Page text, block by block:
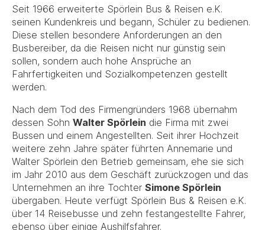
Seit 1966 erweiterte Spörlein Bus & Reisen e.K.
seinen Kundenkreis und begann, Schüler zu bedienen.
Diese stellen besondere Anforderungen an den
Busbereiber, da die Reisen nicht nur günstig sein
sollen, sondern auch hohe Ansprüche an
Fahrfertigkeiten und Sozialkompetenzen gestellt
werden.
Nach dem Tod des Firmengründers 1968 übernahm
dessen Sohn Walter Spörlein die Firma mit zwei
Bussen und einem Angestellten. Seit ihrer Hochzeit
weitere zehn Jahre später führten Annemarie und
Walter Spörlein den Betrieb gemeinsam, ehe sie sich
im Jahr 2010 aus dem Geschäft zurückzogen und das
Unternehmen an ihre Tochter Simone Spörlein
übergaben. Heute verfügt Spörlein Bus & Reisen e.K.
über 14 Reisebusse und zehn festangestellte Fahrer,
ebenso über einige Aushilfsfahrer.